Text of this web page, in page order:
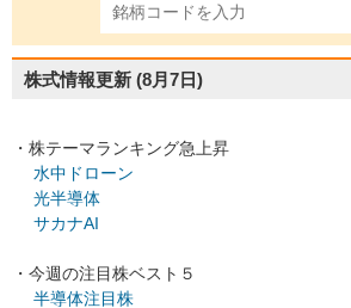
株式情報更新 (8月7日)
・株テーマランキング急上昇
水中ドローン
光半導体
サカナAI
・今週の注目株ベスト５
半導体注目株